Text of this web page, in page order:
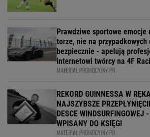
Prawdziwe sportowe emocje
torze, nie na
bezpiecznie - apelują
internetowi twórcy na 4F
MATERIAŁ PROMOCYJNY PR
REKORD GUINNESSA W
NAJSZYBSZE
DESCE WINDSURFINGOWEJ
WPISANY DO KSIĘGI
MATERIAŁ PROMOCYJNY PR